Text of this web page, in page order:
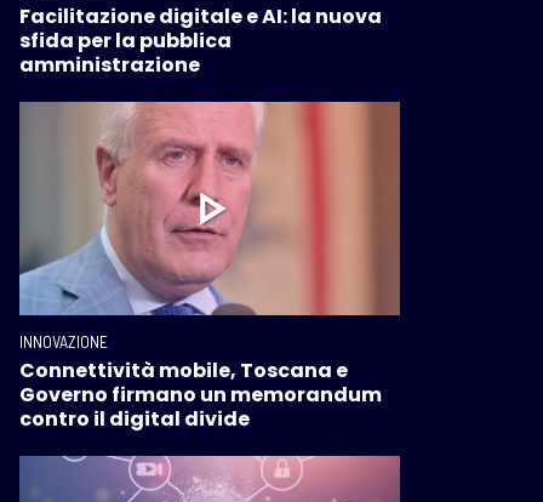
Facilitazione digitale e AI: la nuova
sfida per la pubblica
amministrazione
INNOVAZIONE
Connettività mobile, Toscana e
Governo firmano un memorandum
contro il digital divide